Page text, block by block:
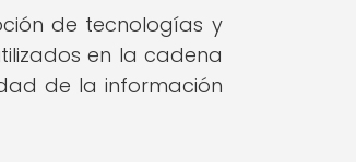
de tecnologías y
en la cadena
de la información